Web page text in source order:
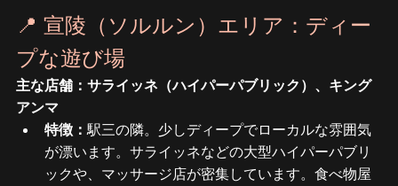
📍 宣陵（ソルルン）エリア：ディー
プな遊び場
主な店舗：サライッネ（ハイパーパブリック）、キング
アンマ
特徴： 駅三の隣。少しディープでローカルな雰囲気
が漂います。サライッネなどの大型ハイパーパブリ
ックや、マッサージ店が密集しています。食べ物屋